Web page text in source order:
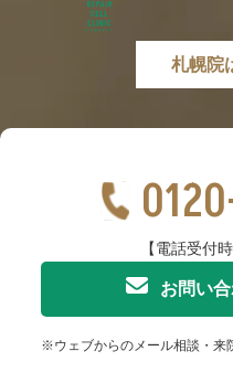
札幌院
【電話受付
お問い
※ウェブからのメール相談・来